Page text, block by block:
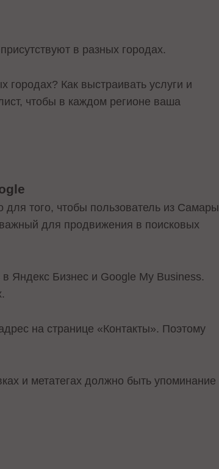
в разных городах.
Как выстраивать услуги и
чтобы в каждом регионе ваша
того, чтобы пользователь из Самары
для продвижения в поисковых
Яндекс Бизнес и Google My Business.
на странице «Контакты». Поэтому
и метатегах должно быть упоминание